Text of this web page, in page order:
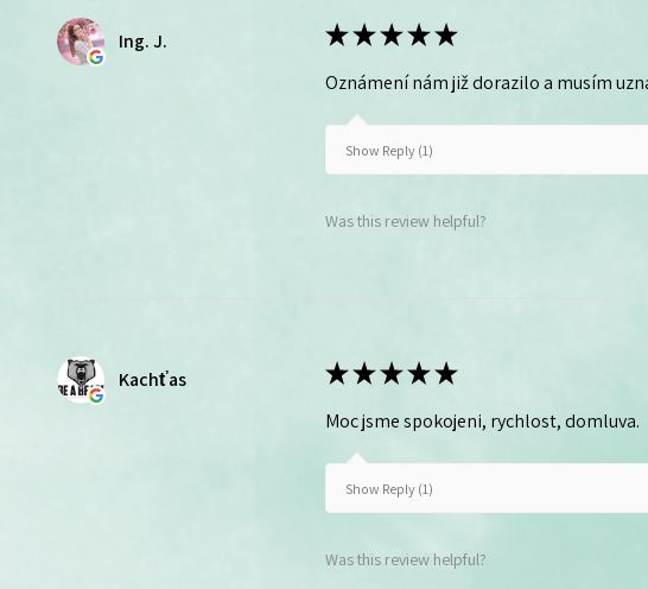
Ing. J. ★★★★★
Oznámení nám již dorazilo a musím
Show Reply (1)
Was this review helpful?
Kachťas ★★★★★
Moc jsme spokojeni, rychlost, domluva.
Show Reply (1)
Was this review helpful?